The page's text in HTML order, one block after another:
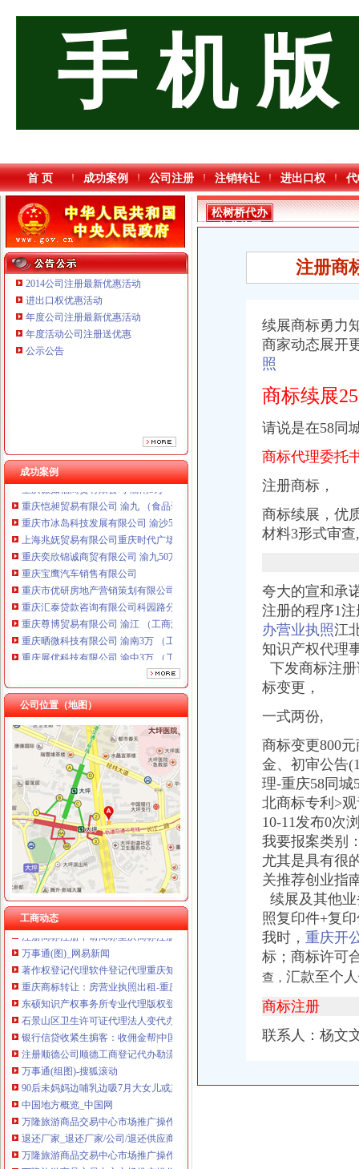
手 机 版
首 页 成功案例 公司注册 注销转让 进出口权
2014公司注册最新优惠活动
进出口权优惠活动
年度公司注册最新优惠活动
年度活动公司注册送优惠
公示公告
成功案例
重庆奕欣锦诚商贸有限公司 渝九50万 （工商注册）
重庆晒微科技有限公司 渝南3万 （工商注册）
重庆展优科技有限公司 渝中3万 （工商注册）
重庆谦如福商贸有限公司 渝南3万 （公司转让）
重庆恺昶贸易有限公司 渝九 （食品许可证）
重庆市冰岛科技发展有限公司 渝沙50万 （进出口权）
上海兆妩贸易有限公司重庆时代广场分公司 渝中 （工商注册）
重庆奕欣锦诚商贸有限公司 渝九50万 （工商注册）
重庆宝鹰汽车销售有限公司
重庆市优研房地产营销策划有限公司
重庆汇泰贷款咨询有限公司科园路分公司 渝高 （工商注册）
重庆尊博贸易有限公司 渝江 （工商注册）
重庆晒微科技有限公司 渝南3万 （工商注册）
重庆展优科技有限公司 渝中3万 （工商注册）
重庆谦如福商贸有限公司 渝南3万 （公司转让）
重庆恺昶贸易有限公司 渝九 （食品许可证）
重庆市冰岛科技发展有限公司 渝沙50万 （进出口权）
上海兆妩贸易有限公司重庆时代广场分公司 渝中 （工商注册）
公司位置（地图）
工商动态
松树桥代办营业执照
今日早报
经济发展-政和概况-中国竹具工艺城政和
【图】沙坪坝火车站代理注册公司营业执照代理O_重庆工
《途牛发》浪游冲绳感受翡翠七海【多图】_冲绳游记_途牛
【暖秋】（完）我的霓虹国之旅（大阪京都东京）-游山玩水-大众点评
万事通（组图）_网易新闻
注册商标注册申请商标重庆商标注册代理-重庆58同城
万事通(图)_网易新闻
著作权登记代理软件登记代理重庆知识产权今题网
重庆商标转让：房营业执照出租-重庆爱问分类
东硕知识产权事务所专业代理版权登记著作权登记软件登记-一般商
石景山区卫生许可证代理法人变代办-直辖市北京经纪中介信息
银行信贷收紧生掮客：收佣金帮|中国资金管理网
注册顺德公司顺德工商登记代办勒流公司注册-广东佛山会计审计信息
万事通(组图)-搜狐滚动
90后未妈妈边哺乳边吸7月大女儿或染瘾吸民未妈
中国地方概览_中国网
万隆旅游商品交易中心市场推广操作手册-MBA智库文档
退还厂家_退还厂家/公司/退还供应商-阿里巴巴公司页
万隆旅游商品交易中心市场推广操作手册-138P.ppt全文免费在线看-免
万隆旅游商品交易中心市场推广操作手册（ppt138页）.ppt文档全文免
松树桥代办
营业执照
注册商
续展商标勇力
商家动态展开
照
商标续展
请说是在58同
商标代理委托
注册商标，
商标续展， 优
材料3形式审查,
夸大的宣和承
注册的程序1
办营业执照江
知识产权代理
下发商标注
标变更，
一式两份,
商标变更800
金、初审公告
理-重庆58同城
北商标专利>
10-11发布0次
我要报案类别
尤其是具有很
关推荐创业指
续展及其他
照复印件+复
我时， 重庆开
标；商标许可
查， 汇款至个
商标注册
联系人：杨文